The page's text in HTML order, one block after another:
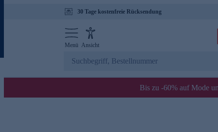
30 Tage kostenfreie Rücksendung
Menü Ansicht
Bis zu -60% auf Mode